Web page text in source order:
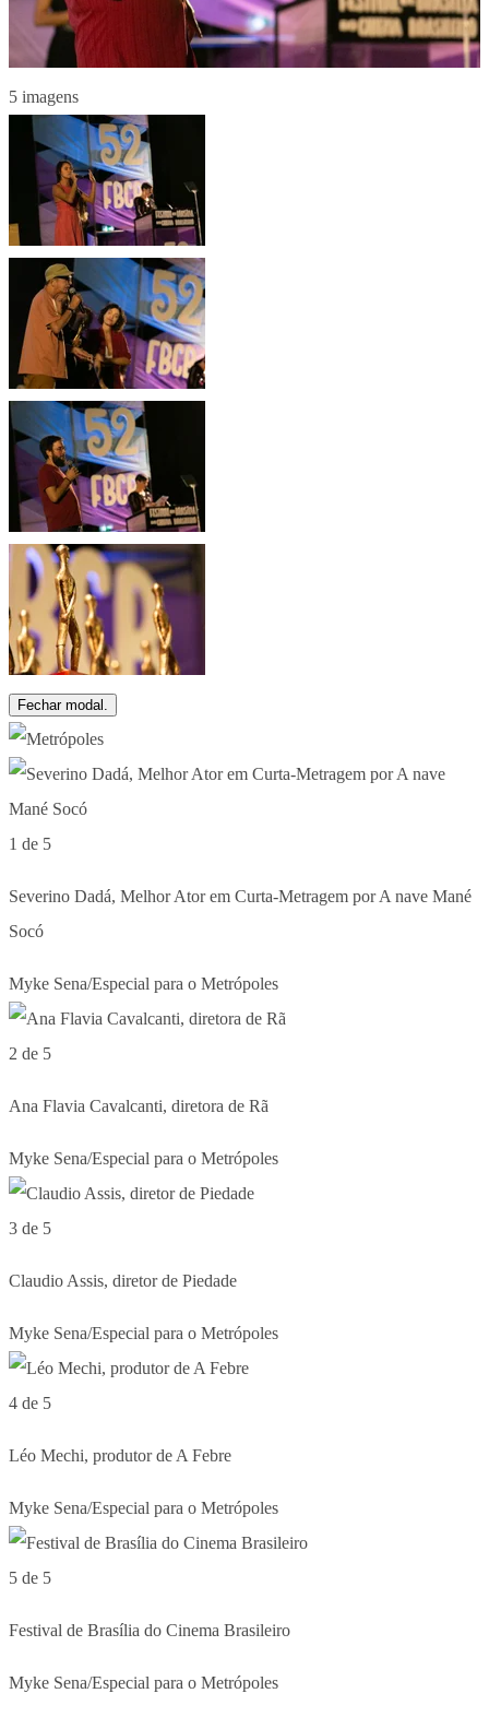
5 imagens
Fechar modal.
1 de 5
Severino Dadá, Melhor Ator em Curta-Metragem por A nave Mané
Socó
Myke Sena/Especial para o Metrópoles
2 de 5
Ana Flavia Cavalcanti, diretora de Rã
Myke Sena/Especial para o Metrópoles
3 de 5
Claudio Assis, diretor de Piedade
Myke Sena/Especial para o Metrópoles
4 de 5
Léo Mechi, produtor de A Febre
Myke Sena/Especial para o Metrópoles
5 de 5
Festival de Brasília do Cinema Brasileiro
Myke Sena/Especial para o Metrópoles